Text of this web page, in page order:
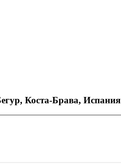
Коста-Брава, Испания